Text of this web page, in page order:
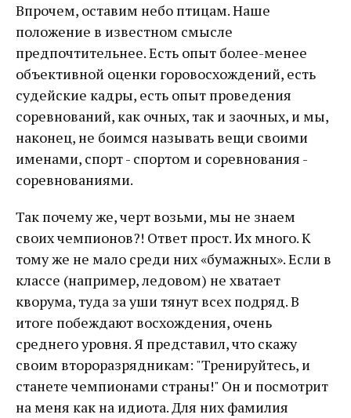
Впрочем, оставим небо птицам. Наше
положение в известном смысле
предпочтительнее. Есть опыт более-менее
объективной оценки горовосхождений, есть
судейские кадры, есть опыт проведения
соревнований, как очных, так и заочных, и мы,
наконец, не боимся называть вещи своими
именами, спорт - спортом и соревнования -
соревнованиями.
Так почему же, черт возьми, мы не знаем
своих чемпионов?! Ответ прост. Их много. К
тому же не мало среди них «бумажных». Если в
классе (например, ледовом) не хватает
кворума, туда за уши тянут всех подряд. В
итоге побеждают восхождения, очень
среднего уровня. Я представил, что скажу
своим второразрядникам: "Тренируйтесь, и
станете чемпионами страны!" Он и посмотрит
на меня как на идиота. Для них фамилия